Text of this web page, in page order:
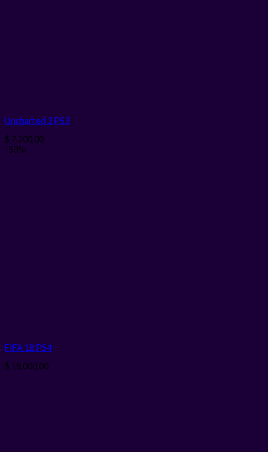
Uncharted 3 PS3
$ 7.200,00
-50%
FIFA 18 PS4
$ 18.000,00